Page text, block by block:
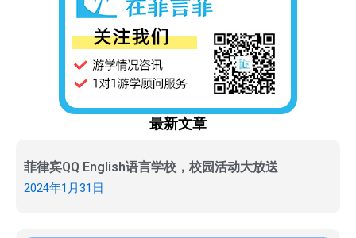
最新文章
菲律宾QQ English语言学校，校园活动大放送
2024年1月31日